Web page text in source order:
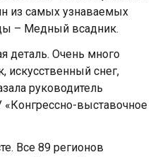
из самых узнаваемых
– Медный всадник.
деталь. Очень много
искусственный снег,
руководитель
выставочное
Все 89 регионов